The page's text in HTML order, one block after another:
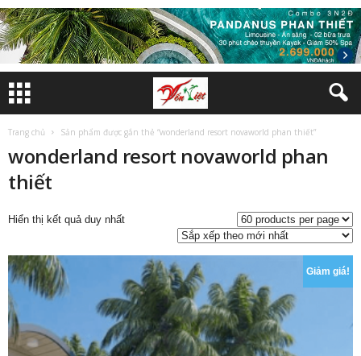
Trang chủ Sản phẩm được gắn thẻ “wonderland resort novaworld phan thiết”
wonderland resort novaworld phan
thiết
Hiển thị kết quả duy nhất
Giảm giá!